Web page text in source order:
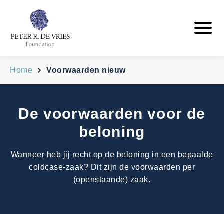
Home Voorwaarden nieuw
De voorwaarden voor de
beloning
Wanneer heb jij recht op de beloning in een bepaalde
coldcase-zaak? Dit zijn de voorwaarden per
(openstaande) zaak.